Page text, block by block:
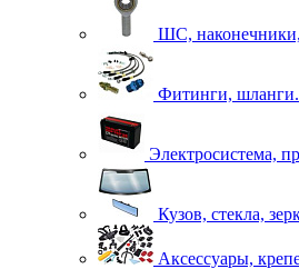
ШС, наконечники,
Фитинги, шланги.
Электросистема,
Кузов, стекла,
Аксессуары,